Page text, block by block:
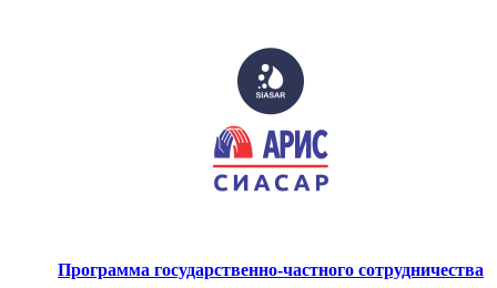
Программа государственно-частного сотрудничества